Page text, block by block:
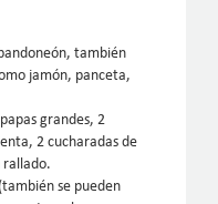
también
jamón, panceta,
grandes, 2
2 cucharadas de
rallado.
se pueden